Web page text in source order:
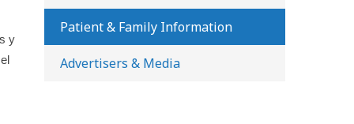
y
Patient & Family Information
Advertisers & Media